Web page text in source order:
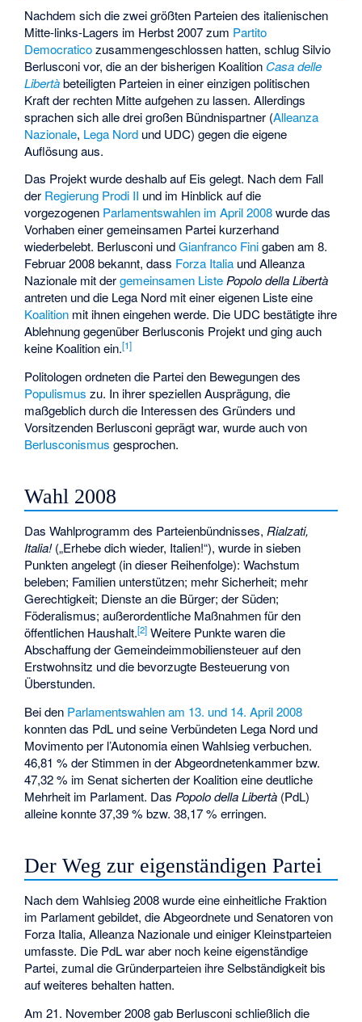
Nachdem sich die zwei größten Parteien des italienischen
Mitte-links-Lagers im Herbst 2007 zum Partito
Democraticozusammengeschlossen hatten, schlug Silvio
Berlusconi vor, die an der bisherigen Koalition Casa delle
Libertàbeteiligten Parteien in einer einzigen politischen
Kraft der rechten Mitte aufgehen zu lassen. Allerdings
sprachen sich alle drei großen Bündnispartner (Alleanza
Nazionale, Lega Nord und UDC) gegen die eigene
Auflösung aus.
Das Projekt wurde deshalb auf Eis gelegt. Nach dem Fall
der Regierung Prodi II und im Hinblick auf die
vorgezogenen Parlamentswahlen im April 2008wurde das
Vorhaben einer gemeinsamen Partei kurzerhand
wiederbelebt. Berlusconi undGianfranco Finigaben am 8.
Februar 2008 bekannt, dass Forza Italia und Alleanza
Nazionale mit dergemeinsamen Liste Popolo della Libertà
antreten und die Lega Nord mit einer eigenen Liste eine
Koalition mit ihnen eingehen werde. Die UDC bestätigte ihre
Ablehnung gegenüber Berlusconis Projekt und ging auch
keine Koalition ein.[1]
Politologen ordneten die Partei den Bewegungen des
Populismus zu. In ihrer speziellen Ausprägung, die
maßgeblich durch die Interessen des Gründers und
Vorsitzenden Berlusconi geprägt war, wurde auch von
Berlusconismus gesprochen.
Wahl 2008
Das Wahlprogramm des Parteienbündnisses,Rialzati,
Italia!(„Erhebe dich wieder, Italien!“), wurde in sieben
Punkten angelegt (in dieser Reihenfolge): Wachstum
beleben; Familien unterstützen; mehr Sicherheit; mehr
Gerechtigkeit; Dienste an die Bürger; der Süden;
Föderalismus; außerordentliche Maßnahmen für den
öffentlichen Haushalt.[2] Weitere Punkte waren die
Abschaffung der Gemeindeimmobiliensteuer auf den
Erstwohnsitz und die bevorzugte Besteuerung von
Überstunden.
Bei den Parlamentswahlen am 13. und 14. April 2008
konnten das PdL und seine Verbündeten Lega Nord und
Movimento per l’Autonomiaeinen Wahlsieg verbuchen.
46,81 % der Stimmen in der Abgeordnetenkammer bzw.
47,32 % im Senat sicherten der Koalition eine deutliche
Mehrheit im Parlament. Das Popolo della Libertà (PdL)
alleine konnte 37,39 % bzw. 38,17 % erringen.
Der Weg zur eigenständigen Partei
Nach dem Wahlsieg 2008 wurde eine einheitliche Fraktion
im Parlament gebildet, die Abgeordnete und Senatoren von
Forza Italia, Alleanza Nazionale und einiger Kleinstparteien
umfasste. Die PdL war aber noch keine eigenständige
Partei, zumal die Gründerparteien ihre Selbständigkeit bis
auf weiteres behalten hatten.
Am 21. November 2008 gab Berlusconi schließlich die